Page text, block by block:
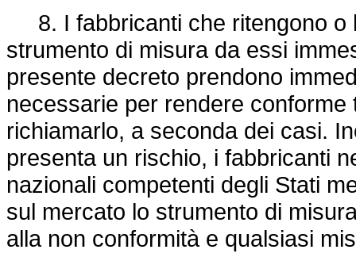
8. I fabbricanti che ritengono o
strumento di misura da essi
presente decreto prendono
necessarie per rendere
richiamarlo, a seconda dei casi.
presenta un rischio, i fabbricanti
nazionali competenti degli Stati
sul mercato lo strumento di
alla non conformità e qualsiasi